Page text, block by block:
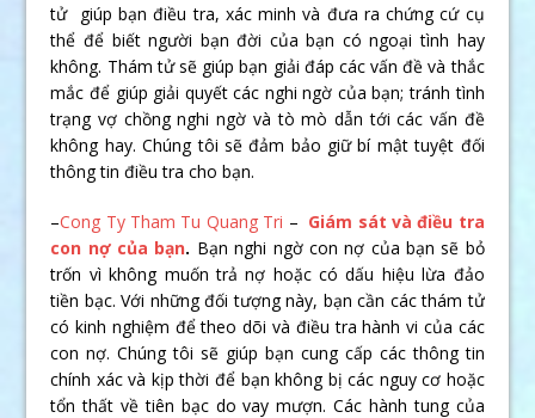
tử giúp bạn điều tra, xác minh và đưa ra chứng cứ cụ
thể để biết người bạn đời của bạn có ngoại tình hay
không. Thám tử sẽ giúp bạn giải đáp các vấn đề và thắc
mắc để giúp giải quyết các nghi ngờ của bạn; tránh tình
trạng vợ chồng nghi ngờ và tò mò dẫn tới các vấn đề
không hay. Chúng tôi sẽ đảm bảo giữ bí mật tuyệt đối
thông tin điều tra cho bạn.
–Cong Ty Tham Tu Quang Tri – Giám sát và điều tra
con nợ của bạn. Bạn nghi ngờ con nợ của bạn sẽ bỏ
trốn vì không muốn trả nợ hoặc có dấu hiệu lừa đảo
tiền bạc. Với những đối tượng này, bạn cần các thám tử
có kinh nghiệm để theo dõi và điều tra hành vi của các
con nợ. Chúng tôi sẽ giúp bạn cung cấp các thông tin
chính xác và kịp thời để bạn không bị các nguy cơ hoặc
tổn thất về tiên bạc do vay mượn. Các hành tung của